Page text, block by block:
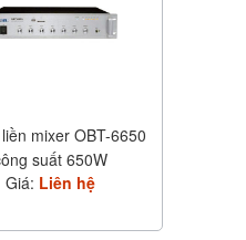
mixer OBT-6650
suất 650W
Giá: Liên hệ